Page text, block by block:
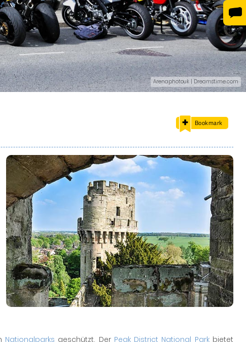
Arenaphotouk | Dreamstime.com
Bookmark
Nationalparks geschützt. Der Peak District National Parkbietet